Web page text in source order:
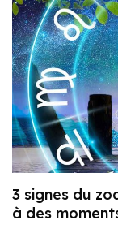
3 signes du
à des